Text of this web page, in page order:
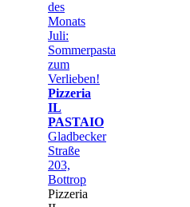
des
Monats
Juli:
Sommerpasta
zum
Verlieben!
Pizzeria
IL
PASTAIO
Gladbecker
Straße
203,
Bottrop
Pizzeria